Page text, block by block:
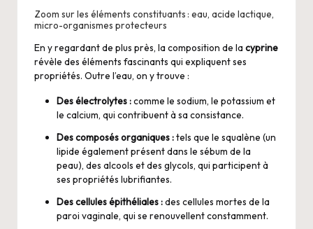
Zoom sur les éléments constituants : eau, acide lactique,
micro-organismes protecteurs
En y regardant de plus près, la composition de la cyprine
révèle des éléments fascinants qui expliquent ses
propriétés. Outre l’eau, on y trouve :
Des électrolytes :comme le sodium, le potassium et
le calcium, qui contribuent à sa consistance.
Des composés organiques :tels que le squalène (un
lipide également présent dans le sébum de la
peau), des alcools et des glycols, qui participent à
ses propriétés lubrifiantes.
Des cellules épithéliales :des cellules mortes de la
paroi vaginale, qui se renouvellent constamment.